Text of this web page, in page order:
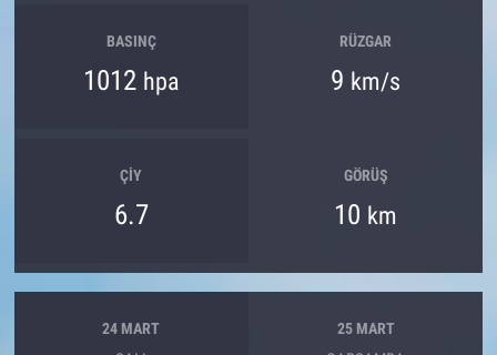
BASINÇ
1012 hpa
RÜZGAR
9 km/s
ÇIY
6.7
GÖRÜŞ
10 km
24 MART 25 MART